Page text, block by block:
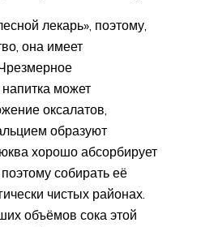
лекарь», поэтому,
она имеет
может
оксалатов,
образуют
хорошо абсорбирует
собирать её
чистых районах.
объёмов сока этой